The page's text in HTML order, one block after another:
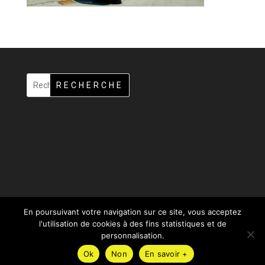
RECHERCHE
Elegant Themes | Propulsé par WordPress
En poursuivant votre navigation sur ce site, vous acceptez
l'utilisation de cookies à des fins statistiques et de
personnalisation.
Ok
Non En savoir +